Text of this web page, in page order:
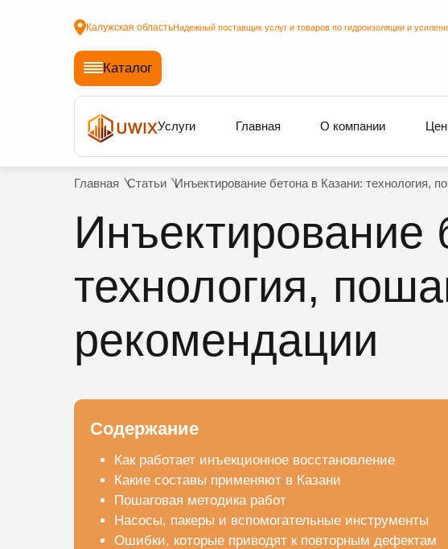
Калужская областьНадежный поставщик услуг и товаров по гидроизоляции и
Каталог
Услуги Главная О компании
Главная Статьи Инъектирование бетона в Казани: технология,
Инъектирование
технология,
рекомендации
Содержание
Как работает инъекционное восстановление
Какие составы применяют в Казани
Пошаговая методика работ
Насосы, пакеры и вспомогательные инструменты
Ошибки, которые приводят к повторным дефектам